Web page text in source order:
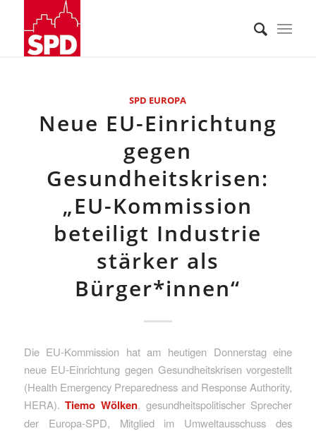
SPD EUROPA
Neue EU-Einrichtung
gegen
Gesundheitskrisen:
„EU-Kommission
beteiligt Industrie
stärker als
Bürger*innen“
Die EU-Kommission hat am heutigen Donnerstag eine
neue EU-Einrichtung gegen Gesundheitskrisen vorgestellt
(Health Emergency Preparedness and Response Authority,
HERA).Tiemo Wölken, gesundheitspolitischer Sprecher
der Europa-SPD, Mitglied im Umweltausschuss des